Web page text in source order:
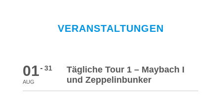
VERANSTALTUNGEN
01
AUG
31
Tägliche Tour 1 – Maybach I
und Zeppelinbunker